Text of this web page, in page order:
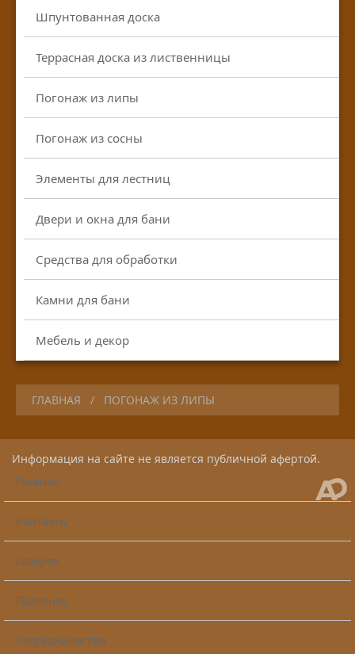
Шпунтованная доска
Террасная доска из лиственницы
Погонаж из липы
Погонаж из сосны
Элементы для лестниц
Двери и окна для бани
Средства для обработки
Камни для бани
Мебель и декор
ГЛАВНАЯ ПОГОНАЖ ИЗ ЛИПЫ
Информация на сайте не является публичной афертой.
Главная
Контакты
Галерея
Полезное
Сотрудничество